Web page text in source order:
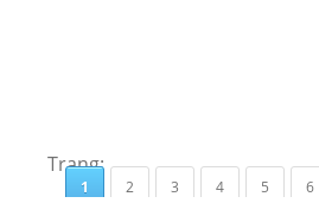
Trang:
1 2 3 4 5 6